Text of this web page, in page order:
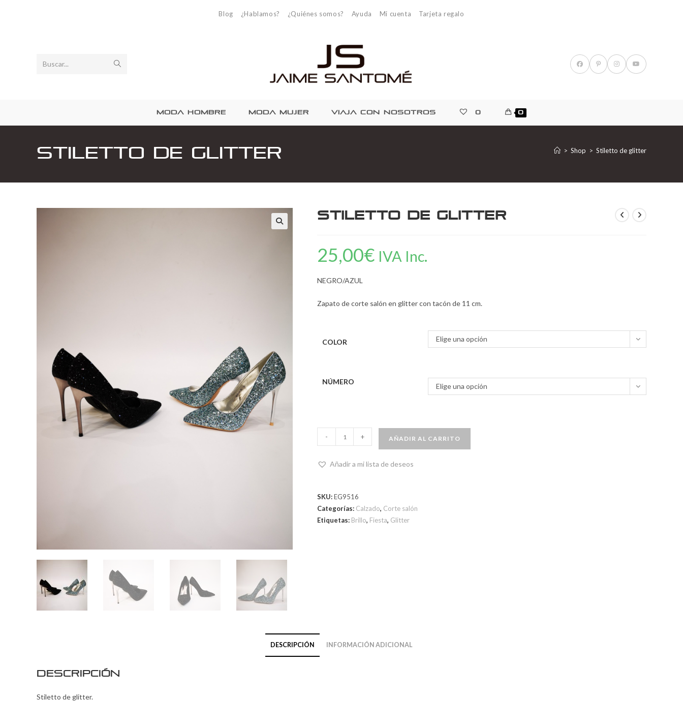
Blog ¿Hablamos? ¿Quiénes somos? Ayuda Mi cuenta Tarjeta regalo
Buscar...
MODA HOMBRE MODA MUJER VIAJA CON NOSOTROS 0 0
Stiletto de glitter > Shop > Stiletto de glitter
Stiletto de glitter
25,00€ IVA Inc.
NEGRO/AZUL
Zapato de corte salón en glitter con tacón de 11 cm.
COLOR Elige una opción
NÚMERO
Elige una opción
- + AÑADIR AL CARRITO
Añadir a mi lista de deseos
SKU:EG9516
Categorías: Calzado, Corte salón
Etiquetas: Brillo, Fiesta, Glitter
DESCRIPCIÓN INFORMACIÓN ADICIONAL
Descripción
Stiletto de glitter.